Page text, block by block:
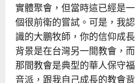
實體聚會，但當時這已經是一
個很前衛的嘗試。可是，我認
識的大鵬牧師，你的信仰成長
背景是在台灣另一間教會，而
那間教會是典型的華人保守福
音派，跟我自己成長的教會背